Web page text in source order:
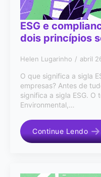
ESG e
dois princípios
Helen Lugarinho abril
O que significa a sigla
empresas? Antes de
significa a sigla ESG. O
Environmental,…
Continue Lendo